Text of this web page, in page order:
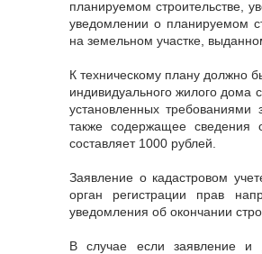
планируемом строительстве,
уведомлении о планируемом
на земельном участке,
К техническому плану должно
индивидуального жилого дома
установленных требованиями
также содержащее сведения
составляет 1000 рублей.
Заявление о кадастровом
орган регистрации прав
уведомления об окончании
В случае если заявление и